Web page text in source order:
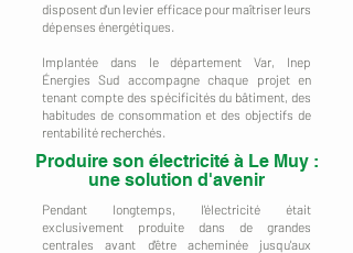
disposent d'un levier efficace pour maîtriser leurs
dépenses énergétiques.
Implantée dans le département Var, Inep
Énergies Sud accompagne chaque projet en
tenant compte des spécificités du bâtiment, des
habitudes de consommation et des objectifs de
rentabilité recherchés.
Produire son électricité à Le Muy :
une solution d'avenir
Pendant longtemps, l'électricité était
exclusivement produite dans de grandes
centrales avant d'être acheminée jusqu'aux